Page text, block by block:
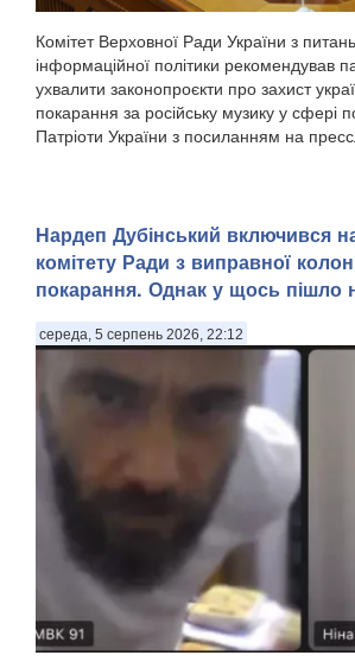
Комітет Верховної Ради України з
інформаційної політики рекомендував
ухвалити законопроєкти про захист
покарання за російську музику у сфері
Патріоти України з посиланням на
Нардеп Дубінський включився
комітету Ради з виправної
покарання. Однак у щось пішло
середа, 5 серпень 2026, 22:12